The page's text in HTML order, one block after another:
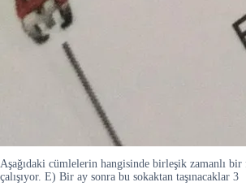
Aşağıdaki cümlelerin hangisinde birleşik zamanlı
çalışıyor. E) Bir ay sonra bu sokaktan taşınacaklar 3